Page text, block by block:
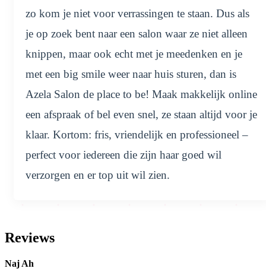
zo kom je niet voor verrassingen te staan. Dus als
je op zoek bent naar een salon waar ze niet alleen
knippen, maar ook echt met je meedenken en je
met een big smile weer naar huis sturen, dan is
Azela Salon de place to be! Maak makkelijk online
een afspraak of bel even snel, ze staan altijd voor je
klaar. Kortom: fris, vriendelijk en professioneel –
perfect voor iedereen die zijn haar goed wil
verzorgen en er top uit wil zien.
Reviews
Naj Ah